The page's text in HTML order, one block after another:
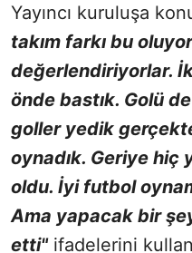
Yayıncı kuruluşa
takım farkı bu
değerlendiriyorlar.
önde bastık. Golü
goller yedik
oynadık. Geriye hiç
oldu. İyi futbol
Ama yapacak bir
etti"ifadelerini